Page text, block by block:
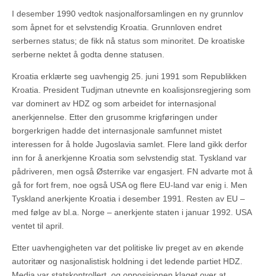
I desember 1990 vedtok nasjonalforsamlingen en ny grunnlov
som åpnet for et selvstendig Kroatia. Grunnloven endret
serbernes status; de fikk nå status som minoritet. De kroatiske
serberne nektet å godta denne statusen.
Kroatia erklærte seg uavhengig 25. juni 1991 som Republikken
Kroatia. President Tudjman utnevnte en koalisjonsregjering som
var dominert av HDZ og som arbeidet for internasjonal
anerkjennelse. Etter den grusomme krigføringen under
borgerkrigen hadde det internasjonale samfunnet mistet
interessen for å holde Jugoslavia samlet. Flere land gikk derfor
inn for å anerkjenne Kroatia som selvstendig stat. Tyskland var
pådriveren, men også Østerrike var engasjert. FN advarte mot å
gå for fort frem, noe også USA og flere EU-land var enig i. Men
Tyskland anerkjente Kroatia i desember 1991. Resten av EU –
med følge av bl.a. Norge – anerkjente staten i januar 1992. USA
ventet til april.
Etter uavhengigheten var det politiske liv preget av en økende
autoritær og nasjonalistisk holdning i det ledende partiet HDZ.